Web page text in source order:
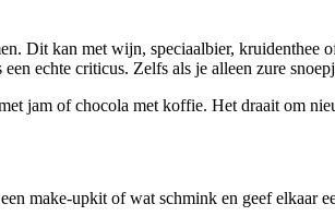
Dit kan met wijn, speciaalbier,
echte criticus. Zelfs als je alleen zure
jam of chocola met koffie. Het draait om
make-upkit of wat schmink en geef